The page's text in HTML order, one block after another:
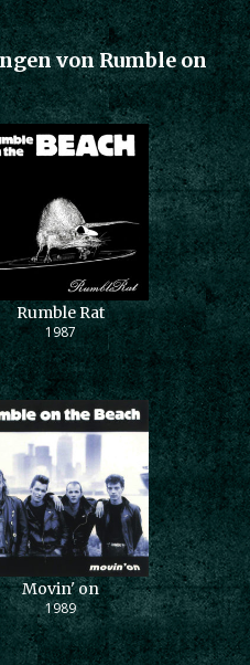
von Rumble on
Rumble Rat
1987
Movin' on
1989